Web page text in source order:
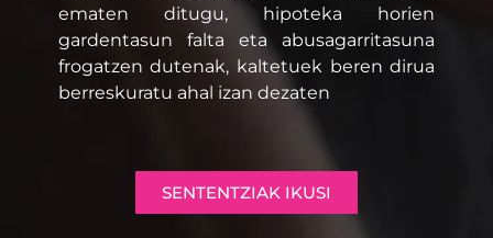
ematen ditugu, hipoteka horien
gardentasun falta eta abusagarritasuna
frogatzen dutenak, kaltetuek beren dirua
berreskuratu ahal izan dezaten
SENTENTZIAK IKUSI